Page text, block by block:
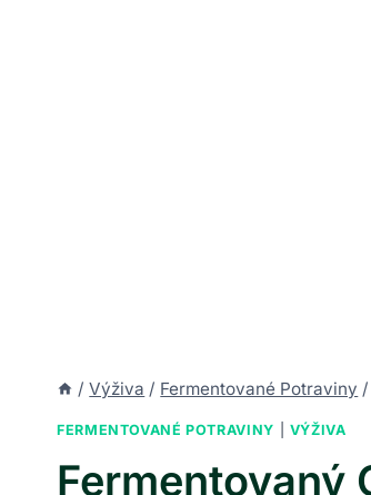
/ Výživa / Fermentované Potraviny /
FERMENTOVANÉ POTRAVINY VÝŽIVA
Fermentovaný